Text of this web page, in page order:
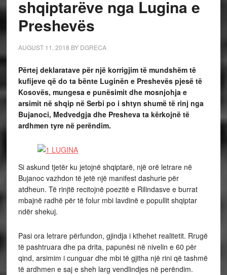
shqiptarëve nga Lugina e
Preshevës
AUGUST 11, 2018 BY DGRECA
Përtej deklaratave për një korrigjim të mundshëm të
kufijeve që do ta bënte Luginën e Preshevës pjesë të
Kosovës, mungesa e punësimit dhe mosnjohja e
arsimit në shqip në Serbi po i shtyn shumë të rinj nga
Bujanoci, Medvedgja dhe Presheva ta kërkojnë të
ardhmen tyre në perëndim.
Si askund tjetër ku jetojnë shqiptarë, një orë letrare në
Bujanoc vazhdon të jetë një manifest dashurie për
atdheun. Të rinjtë recitojnë poezitë e Rilindasve e burrat
mbajnë radhë për të folur mbi lavdinë e popullit shqiptar
ndër shekuj.
Pasi ora letrare përfundon, gjindja i kthehet realitetit. Rrugë
të pashtruara dhe pa drita, papunësi në nivelin e 60 për
qind, arsimim i cunguar dhe mbi të gjitha një rini që tashmë
të ardhmen e saj e sheh larg vendlindjes në perëndim.